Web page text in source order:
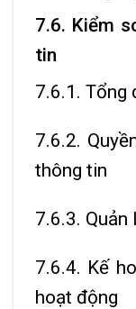
7.6. Kiểm
tin
7.6.1. Tổng
7.6.2.
thông tin
7.6.3. Quản
7.6.4. Kế
hoạt động